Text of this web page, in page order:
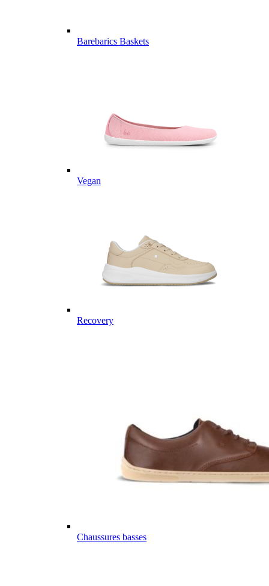
Barebarics Baskets
Vegan
Recovery
Chaussures basses